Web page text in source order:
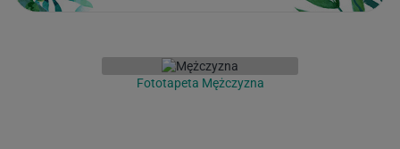
Fototapeta Mężczyzna